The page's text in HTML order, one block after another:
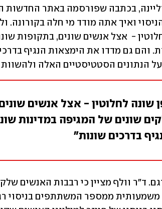
הנתונים הסטטיסטיים האלה ולהשוות
שונה לחלוטין - אצל אנשים
שונים של המגיפה במדינות
בדרכים שונות"